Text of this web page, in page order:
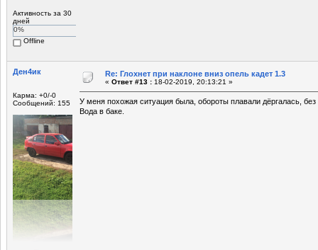
Активность за 30
дней
0%
Offline
Ден4ик
Карма: +0/-0
Сообщений: 155
Re: Глохнет при наклоне вниз опель кадет 1.3
« Ответ #13 : 18-02-2019, 20:13:21 »
У меня похожая ситуация была, обороты плавали дёргалась,
Вода в баке.